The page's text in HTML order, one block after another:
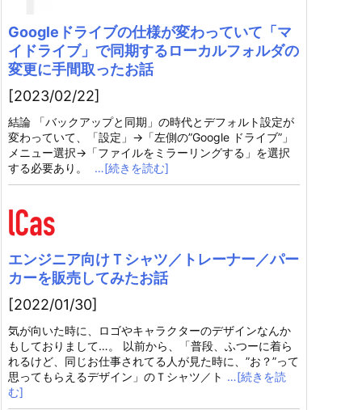
Googleドライブの仕様が変わっていて「マ
イドライブ」で同期するローカルフォルダの
変更に手間取ったお話
[2023/02/22]
結論 「バックアップと同期」の時代とデフォルト設定が
変わっていて、「設定」→「左側の”Google ドライブ”」
メニュー選択→「ファイルをミラーリングする」を選択
する必要あり。
…[続きを読む]
エンジニア向けＴシャツ／トレーナー／パー
カーを販売してみたお話
[2022/01/30]
気が向いた時に、ロゴやキャラクターのデザインなんか
もしておりまして…。 以前から、「普段、ふつーに着ら
れるけど、同じお仕事されてる人が見た時に、”お？”って
思ってもらえるデザイン」のＴシャツ／ト …[続きを読
む]